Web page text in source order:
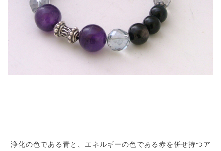
浄化の色である青と、エネルギーの色である赤を併せ持つア